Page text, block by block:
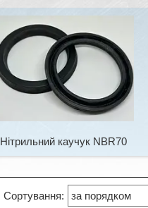
Нітрильний каучук NBR70